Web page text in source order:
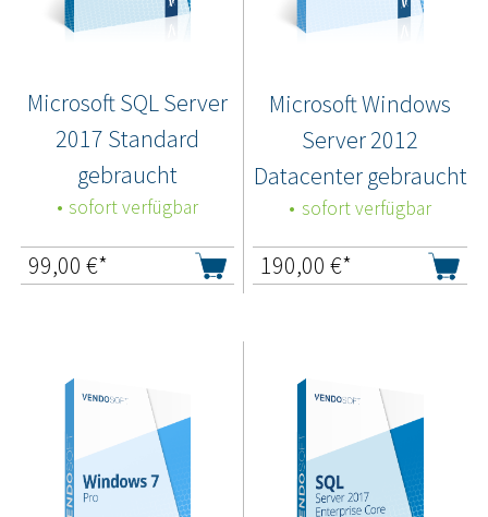
Microsoft SQL Server
2017 Standard
gebraucht
sofort verfügbar
99,00 €*
Microsoft Windows
Server 2012
Datacenter gebraucht
sofort verfügbar
190,00 €*